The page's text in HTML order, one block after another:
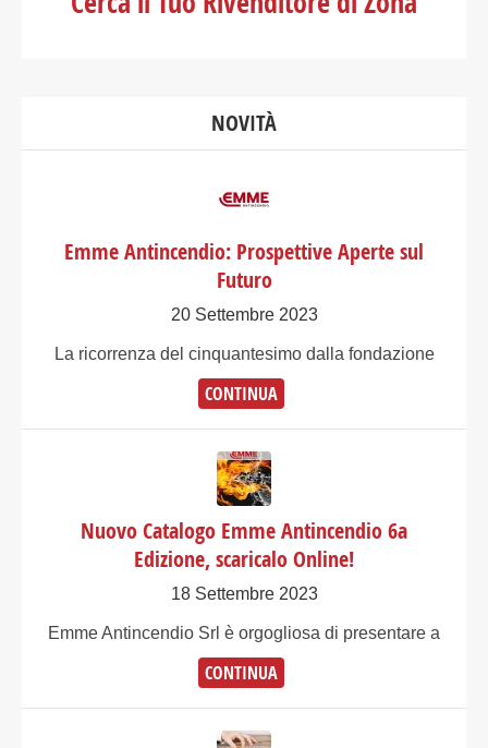
NOVITÀ
Emme Antincendio: Prospettive Aperte sul
Futuro
20 Settembre 2023
​La ricorrenza del cinquantesimo dalla fondazione
CONTINUA
Nuovo Catalogo Emme Antincendio 6a
Edizione, scaricalo Online!
18 Settembre 2023
Emme Antincendio Srl è orgogliosa di presentare a
CONTINUA